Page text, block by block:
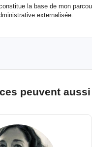
la base de mon
externalisée.
peuvent